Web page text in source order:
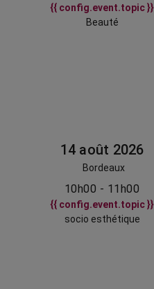
{{ config.event.topic }}
Beauté
14 août 2026
Bordeaux
10h00 - 11h00
{{ config.event.topic }}
socio esthétique